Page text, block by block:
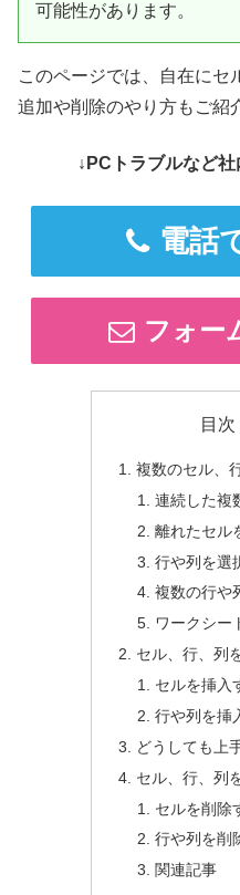
可能性があります。
このページでは、自在にセ
追加や削除のやり方もご紹
↓PCトラブルなど
電話
フォー
目次
複数のセル、
連続した複
離れたセル
行や列を選
複数の行や
ワークシー
セル、行、列
セルを挿入
行や列を挿
どうしても上
セル、行、列
セルを削除
行や列を削
関連記事